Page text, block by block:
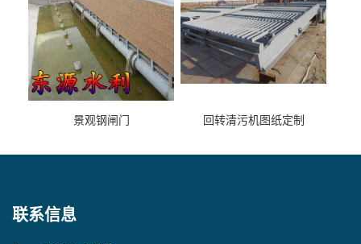
景观钢闸门 回转清污机图纸定制
联系信息